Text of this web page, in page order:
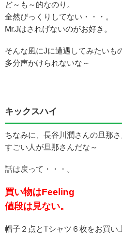
ど～も～的なのり。
全然びっくりしてない・・・。
Mr.Jはされげないのがお好き。
そんな風にJに遭遇してみたいも
多分声かけられないな～
キックスハイ
ちなみに、長谷川潤さんの旦那さ
すごい人が旦那さんだな～
話は戻って・・・。
買い物はFeeling
値段は見ない。
帽子２点とTシャツ６枚をお買い